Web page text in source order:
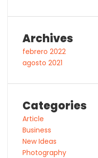
Archives
febrero 2022
agosto 2021
Categories
Article
Business
New Ideas
Photography